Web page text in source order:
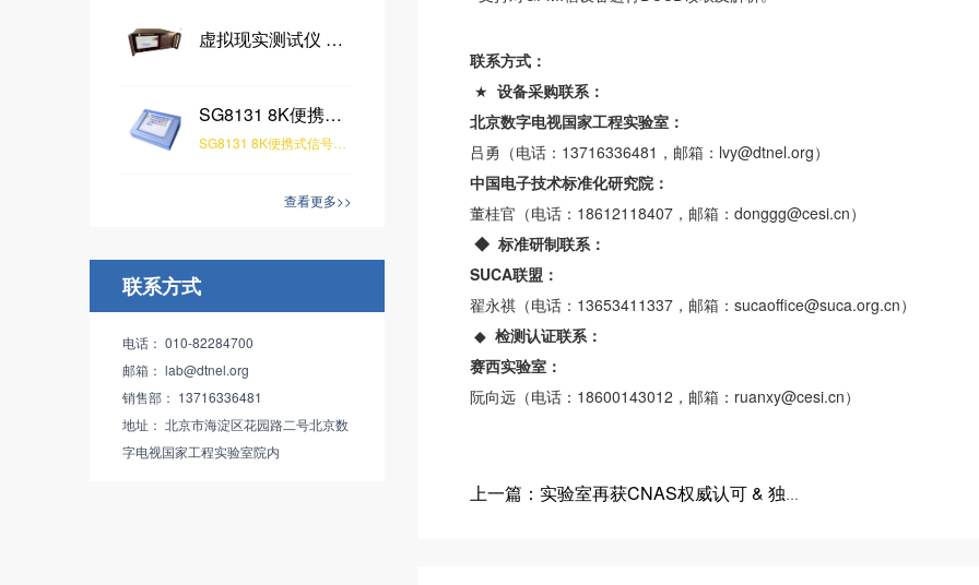
虚拟现实测试仪 VR TESTER-SG8012
SG8131 8K便携式信号发生器
SG8131 8K便携式信号发生器，具有48Gbps带宽的HDMI2.1接口，分辨率最高可支持10K，帧率最高可支持420Hz，
查看更多>>
联系方式
电话： 010-82284700
邮箱： lab@dtnel.org
销售部： 13716336481
地址： 北京市海淀区花园路二号北京数
字电视国家工程实验室院内
联系方式：
★ 设备采购联系：
北京数字电视国家工程实验室：
吕勇（电话：13716336481，邮箱：lvy@dtnel.org）
中国电子技术标准化研究院：
董桂官（电话：18612118407，邮箱：donggg@cesi.cn）
◆ 标准研制联系：
SUCA联盟：
翟永祺（电话：13653411337，邮箱：sucaoffice@suca.org.cn）
◆ 检测认证联系：
赛西实验室：
阮向远（电话：18600143012，邮箱：ruanxy@cesi.cn）
上一篇：实验室再获CNAS权威认可 & 独家获授HDR Vivid播放设备性能检测资质